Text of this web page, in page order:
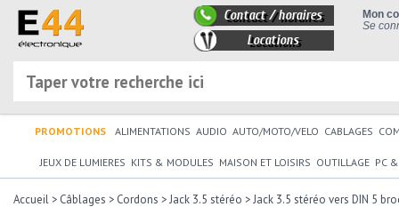
Mon
Se
Contact / horaires
Locations
PROMOTIONS ALIMENTATIONS AUDIO AUTO/MOTO/VELO CABLAGES
JEUX DE LUMIERES KITS & MODULES MAISON ET LOISIRS OUTILLAGE PC
Accueil > Câblages > Cordons >Jack 3.5 stéréo >Jack 3.5 stéréo vers DIN 5